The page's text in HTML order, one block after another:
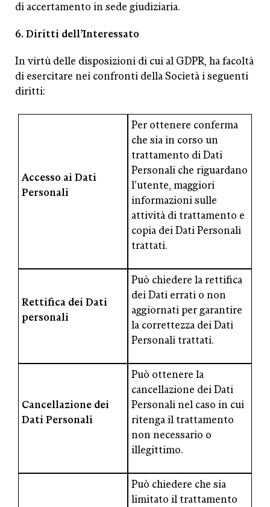
di accertamento in sede giudiziaria.
6. Diritti dell’Interessato
In virtù delle disposizioni di cui al GDPR, ha facoltà
di esercitare nei confronti della Società i seguenti
diritti:
Accesso ai Dati
Personali
Per ottenere conferma
che sia in corso un
trattamento di Dati
Personali che riguardano
l’utente, maggiori
informazioni sulle
attività di trattamento e
copia dei Dati Personali
trattati.
Rettifica dei Dati
personali
Può chiedere la rettifica
dei Dati errati o non
aggiornati per garantire
la correttezza dei Dati
Personali trattati.
Cancellazione dei
Dati Personali
Può ottenere la
cancellazione dei Dati
Personali nel caso in cui
ritenga il trattamento
non necessario o
illegittimo.
Può chiedere che sia
limitato il trattamento